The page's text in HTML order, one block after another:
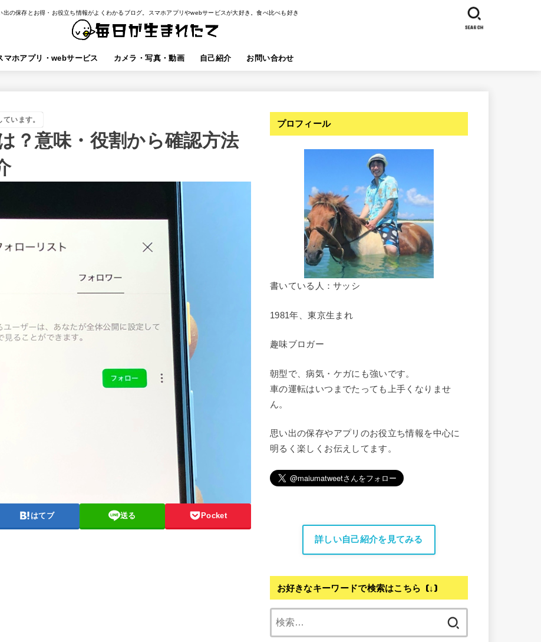
出の保存とお得・お役立ち情報がよくわかるブログ。スマホアプリやwebサービスが大好き。食べ比べも好き
マホアプリ・webサービス カメラ・写真・動画 自己紹介 お問い合わせ
SEARCH
います。
？意味・役割から確認方法
はてブ 送る Pocket
プロフィール
書いている人：サッシ
1981年、東京生まれ
趣味ブロガー
朝型で、病気・ケガにも強いです。
車の運転はいつまでたっても上手くなりませ
ん。
思い出の保存やアプリのお役立ち情報を中心に
明るく楽しくお伝えしてます。
詳しい自己紹介を見てみる
お好きなキーワードで検索はこちら (↓)